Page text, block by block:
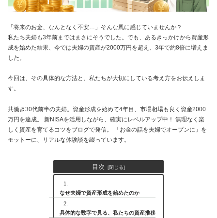
「将来のお金、なんとなく不安…」そんな風に感じていませんか？
私たち夫婦も3年前まではまさにそうでした。でも、あるきっかけから資産形
成を始めた結果、今では夫婦の資産が2000万円を超え、3年で約8倍に増えま
した。
今回は、その具体的な方法と、私たちが大切にしている考え方をお伝えしま
す。
共働き30代前半の夫婦。資産形成を始めて4年目、市場相場も良く資産2000
万円を達成。 新NISAを活用しながら、確実にレベルアップ中！ 無理なく楽
しく資産を育てるコツをブログで発信。 「お金の話を夫婦でオープンに」を
モットーに、リアルな体験談を綴っています。
目次
なぜ夫婦で資産形成を始めたのか
具体的な数字で見る、私たちの資産推移